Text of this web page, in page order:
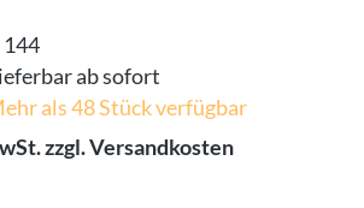
144
ab sofort
als 48 Stück verfügbar
zzgl. Versandkosten